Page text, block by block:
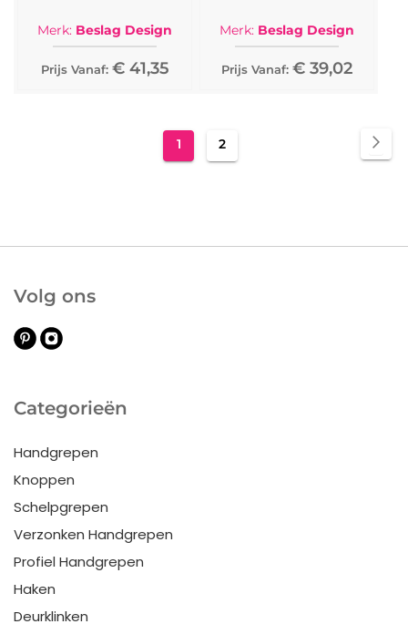
Merk: Beslag Design
Prijs Vanaf: € 41,35
Merk: Beslag Design
Prijs Vanaf: € 39,02
U1 Pagina
2
Categorieën
Handgrepen
Knoppen
Schelpgrepen
Verzonken Handgrepen
Profiel Handgrepen
Haken
Deurklinken
Volg ons